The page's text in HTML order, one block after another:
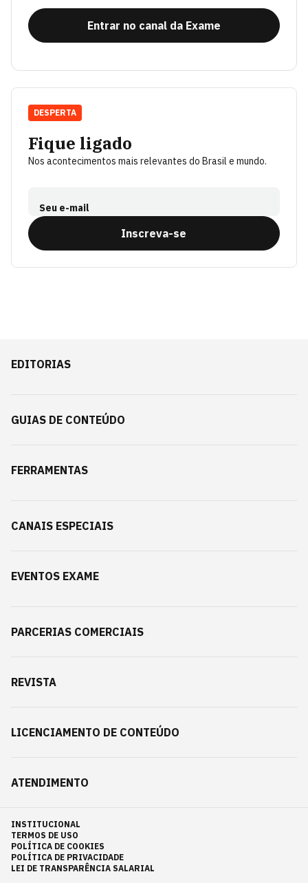
Entrar no canal da Exame
Fique ligado
Nos acontecimentos mais relevantes do Brasil e mundo.
Seu e-mail
Inscreva-se
DESPERTA
EDITORIAS
GUIAS DE CONTEÚDO
FERRAMENTAS
CANAIS ESPECIAIS
EVENTOS EXAME
PARCERIAS COMERCIAIS
REVISTA
LICENCIAMENTO DE CONTEÚDO
ATENDIMENTO
INSTITUCIONAL
TERMOS DE USO
POLÍTICA DE COOKIES
POLÍTICA DE PRIVACIDADE
LEI DE TRANSPARÊNCIA SALARIAL